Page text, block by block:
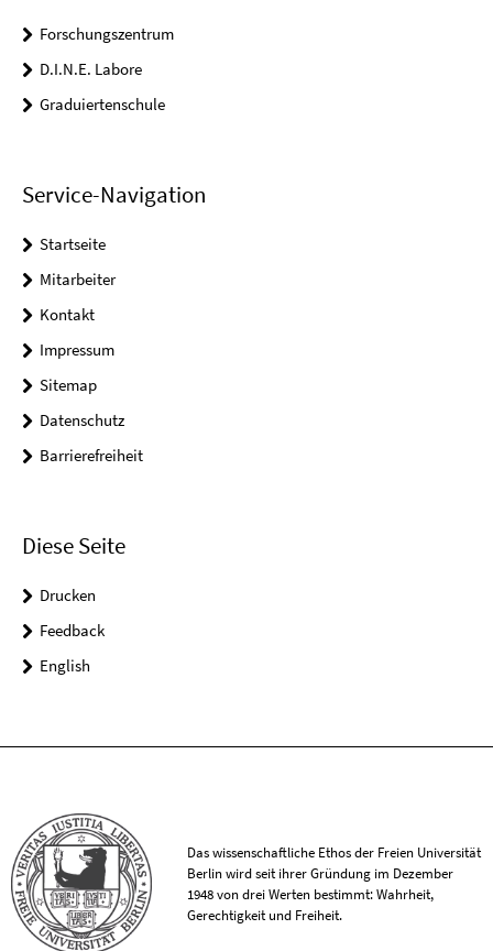
Forschungszentrum
D.I.N.E. Labore
Graduiertenschule
Service-Navigation
Startseite
Mitarbeiter
Kontakt
Impressum
Sitemap
Datenschutz
Barrierefreiheit
Diese Seite
Drucken
Feedback
English
Das wissenschaftliche Ethos der Freien Universität
Berlin wird seit ihrer Gründung im Dezember
1948 von drei Werten bestimmt: Wahrheit,
Gerechtigkeit und Freiheit.